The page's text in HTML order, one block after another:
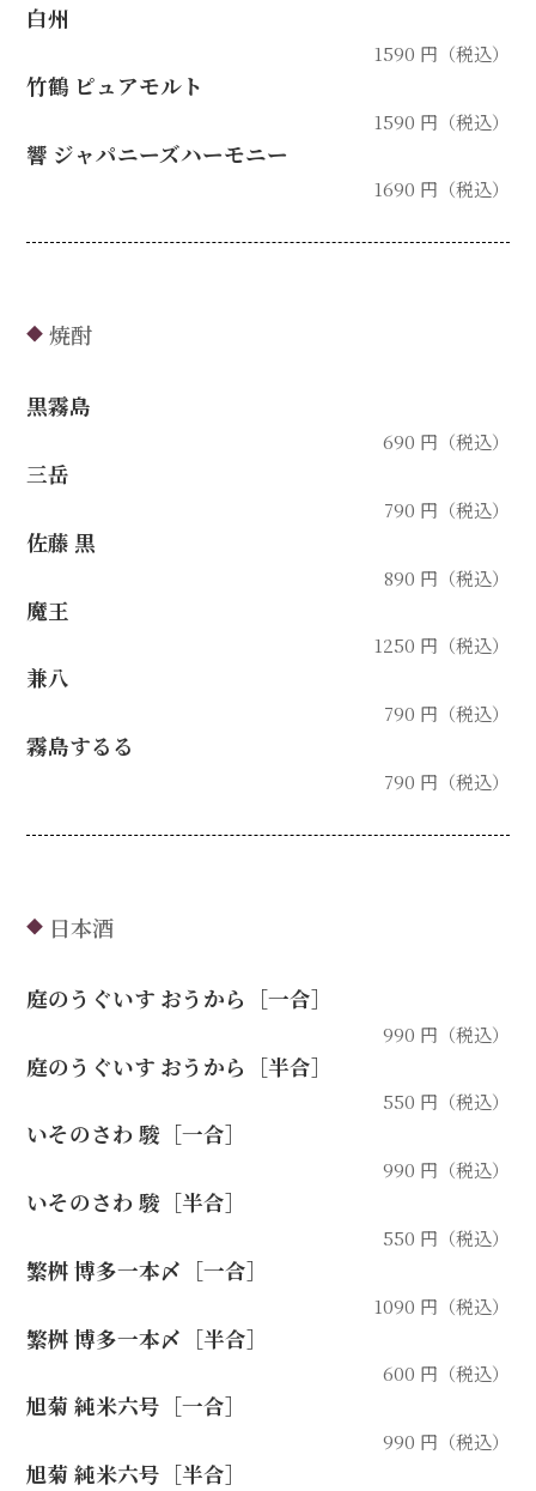
白州
1590 円（税込）
竹鶴 ピュアモルト
1590 円（税込）
響 ジャパニーズハーモニー
1690 円（税込）
◆ 焼酎
黒霧島
690 円（税込）
三岳
790 円（税込）
佐藤 黒
890 円（税込）
魔王
1250 円（税込）
兼八
790 円（税込）
霧島するる
790 円（税込）
◆ 日本酒
庭のうぐいす おうから［一合］
990 円（税込）
庭のうぐいす おうから［半合］
550 円（税込）
いそのさわ 駿［一合］
990 円（税込）
いそのさわ 駿［半合］
550 円（税込）
繁桝 博多一本〆［一合］
1090 円（税込）
繁桝 博多一本〆［半合］
600 円（税込）
旭菊 純米六号［一合］
990 円（税込）
旭菊 純米六号［半合］